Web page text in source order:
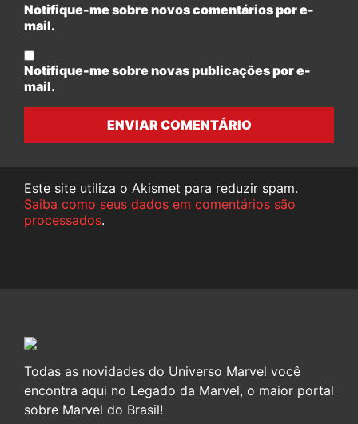
Notifique-me sobre novos comentários por e-
mail.
Notifique-me sobre novas publicações por e-
mail.
ENVIAR COMENTÁRIO
Este site utiliza o Akismet para reduzir spam.
Saiba como seus dados em comentários são
processados.
Todas as novidades do Universo Marvel você
encontra aqui no Legado da Marvel, o maior portal
sobre Marvel do Brasil!